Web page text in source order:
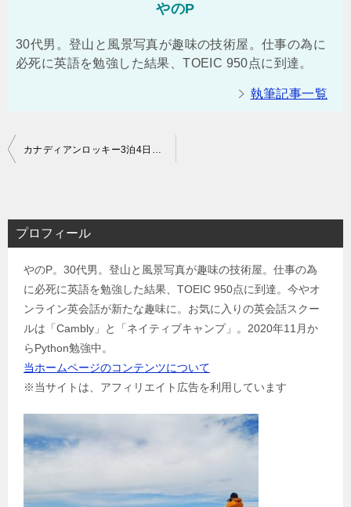
やのP
30代男。登山と風景写真が趣味の技術屋。仕事の為に
必死に英語を勉強した結果、TOEIC 950点に到達。
執筆記事一覧
投
ビ
ゲ
カナディアンロッキー3泊4日縦走ドライブ（前半）
プロフィール
やのP。30代男。登山と風景写真が趣味の技術屋。仕事の為
に必死に英語を勉強した結果、TOEIC 950点に到達。今やオ
ンライン英会話が新たな趣味に。お気に入りの英会話スクー
ルは「Cambly」と「ネイティブキャンプ」。2020年11月か
らPython勉強中。
当ホームページのコンテンツについて
※当サイトは、アフィリエイト広告を利用しています